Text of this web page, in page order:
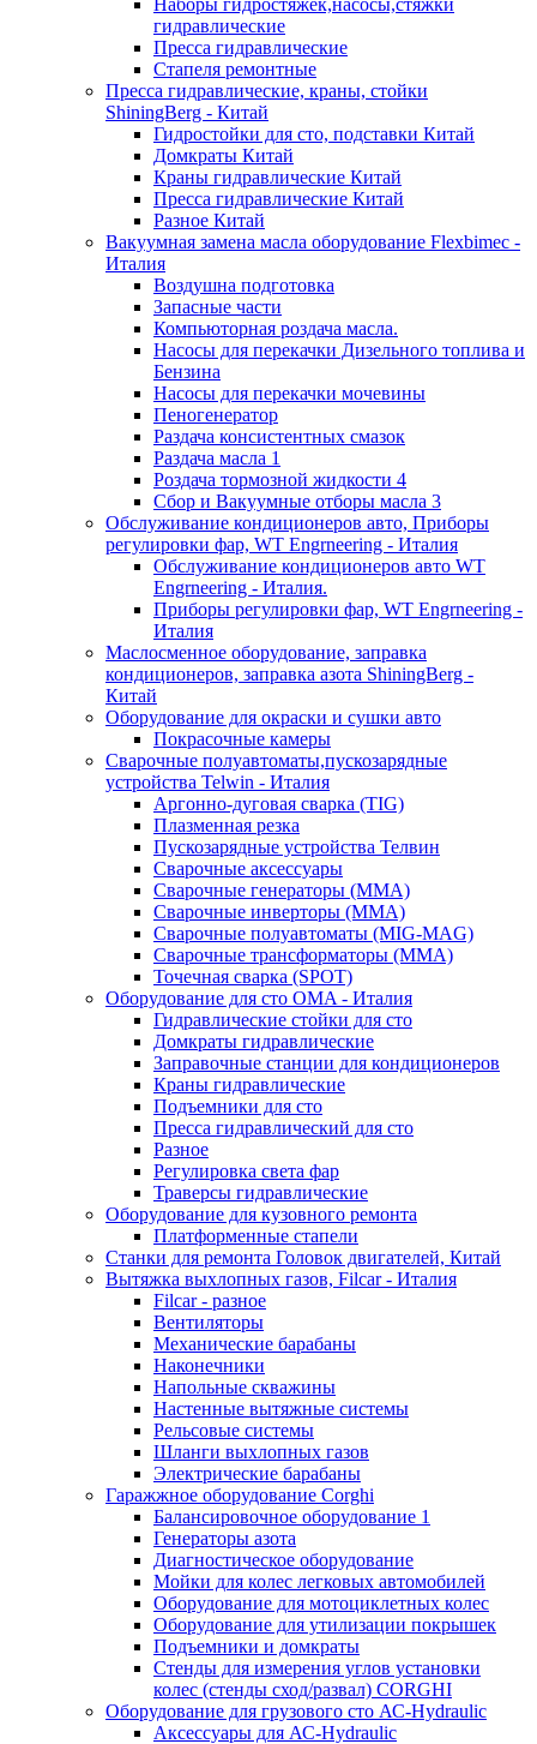
Наборы гидростяжек,насосы,стяжки
гидравлические
Пресса гидравлические
Стапеля ремонтные
Пресса гидравлические, краны, стойки
ShiningBerg - Китай
Гидростойки для сто, подставки Китай
Домкраты Китай
Краны гидравлические Китай
Пресса гидравлические Китай
Разное Китай
Вакуумная замена масла оборудование Flexbimeс -
Италия
Воздушна подготовка
Запасные части
Компьюторная роздача масла.
Насосы для перекачки Дизельного топлива и
Бензина
Насосы для перекачки мочевины
Пеногенератор
Раздача консистентных смазок
Раздача масла 1
Роздача тормозной жидкости 4
Сбор и Вакуумные отборы масла 3
Обслуживание кондиционеров авто, Приборы
регулировки фар, WT Engrneering - Италия
Обслуживание кондиционеров авто WT
Engrneering - Италия.
Приборы регулировки фар, WT Engrneering -
Италия
Маслосменное оборудование, заправка
кондиционеров, заправка азота ShiningBerg -
Китай
Оборудование для окраски и сушки авто
Покрасочные камеры
Сварочные полуавтоматы,пускозарядные
устройства Telwin - Италия
Аргонно-дуговая сварка (TIG)
Плазменная резка
Пускозарядные устройства Телвин
Сварочные аксессуары
Сварочные генераторы (MMA)
Сварочные инверторы (MMA)
Сварочные полуавтоматы (MIG-MAG)
Сварочные трансформаторы (MMA)
Точечная сварка (SPOT)
Оборудование для сто OMA - Италия
Гидравлические стойки для сто
Домкраты гидравлические
Заправочные станции для кондиционеров
Краны гидравлические
Подъемники для сто
Пресса гидравлический для сто
Разное
Регулировка света фар
Траверсы гидравлические
Оборудование для кузовного ремонта
Платформенные стапели
Станки для ремонта Головок двигателей, Китай
Вытяжка выхлопных газов, Filcar - Италия
Filcar - разное
Вентиляторы
Механические барабаны
Наконечники
Напольные скважины
Настенные вытяжные системы
Рельсовые системы
Шланги выхлопных газов
Электрические барабаны
Гаражжное оборудование Corghi
Балансировочное оборудование 1
Генераторы азота
Диагностическое оборудование
Мойки для колес легковых автомобилей
Оборудование для мотоциклетных колес
Оборудование для утилизации покрышек
Подъемники и домкраты
Стенды для измерения углов установки
колес (стенды сход/развал) CORGHI
Оборудование для грузового сто АС-Hydraulic
Аксессуары для АС-Hydraulic